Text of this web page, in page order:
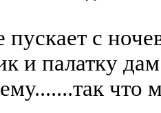
пускает с
и палатку
что